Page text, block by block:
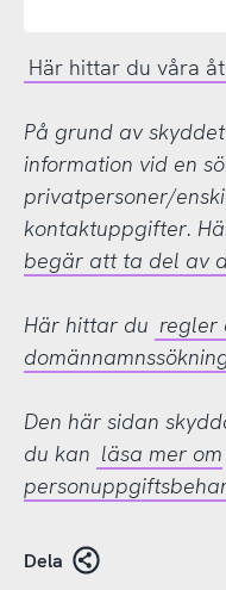
Här hittar du våra
På grund av
information vid en
privatpersoner/
kontaktuppgifter.
begär att ta del av
Här hittar du regler
Den här sidan
du kan läsa mer om
Dela